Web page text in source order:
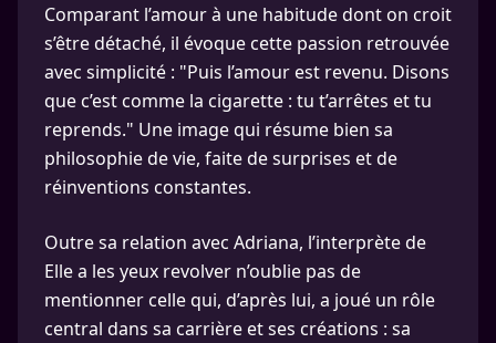
Comparant l’amour à une habitude dont on croit
s’être détaché, il évoque cette passion retrouvée
avec simplicité : "Puis l’amour est revenu. Disons
que c’est comme la cigarette : tu t’arrêtes et tu
reprends." Une image qui résume bien sa
philosophie de vie, faite de surprises et de
réinventions constantes.
Outre sa relation avec Adriana, l’interprète de
Elle a les yeux revolver n’oublie pas de
mentionner celle qui, d’après lui, a joué un rôle
central dans sa carrière et ses créations : sa